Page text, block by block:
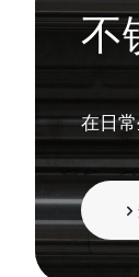
不
在日